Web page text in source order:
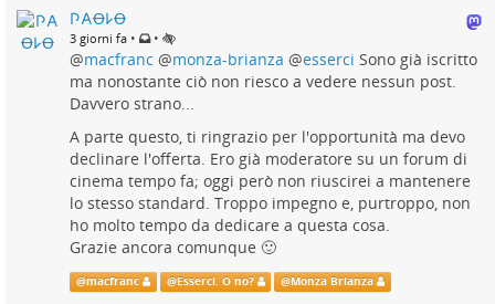
𐌐𐌀Ꝋ𐌋Ꝋ
3 giorni fa • •
@macfranc @monza-brianza @esserci Sono già iscritto
ma nonostante ciò non riesco a vedere nessun post.
Davvero strano...
A parte questo, ti ringrazio per l'opportunità ma devo
declinare l'offerta. Ero già moderatore su un forum di
cinema tempo fa; oggi però non riuscirei a mantenere
lo stesso standard. Troppo impegno e, purtroppo, non
ho molto tempo da dedicare a questa cosa.
Grazie ancora comunque 🙂
@macfranc @Esserci. O no? @Monza Brianza